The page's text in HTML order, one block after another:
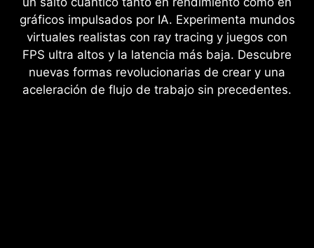
gráficos impulsados por IA. Experimenta mundos
virtuales realistas con ray tracing y juegos con
FPS ultra altos y la latencia más baja. Descubre
nuevas formas revolucionarias de crear y una
aceleración de flujo de trabajo sin precedentes.